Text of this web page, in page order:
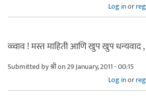
Log inor
व्व्वाव ! मस्त माहिती आणि खुप खुप धन्यवाद ,
Submitted byश्रीon 29 January, 2011 - 00:15
Log inor